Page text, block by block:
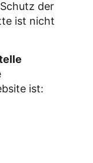
der
ist nicht
ist: